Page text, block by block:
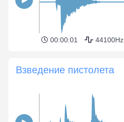
00:00:01 44100Hz
Взведение пистолета